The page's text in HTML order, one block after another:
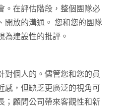
。在評估階段，整個團隊必
開放的溝通。 您和您的團隊
為建設性的批評。
對個人的。儘管您和您的員
感，但缺乏更廣泛的視角可
；顧問公司帶來客觀性和新